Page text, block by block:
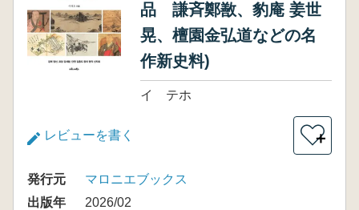
品 謙斉鄭敾、豹庵 姜世
晃、檀園金弘道などの名
作新史料)
イ テホ
レビューを書く ＋
発行元
マロニエブックス
出版年
2026/02